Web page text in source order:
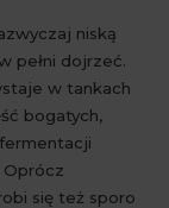
niską
pełni dojrzeć.
w tankach
bogatych,
Oprócz
się też sporo